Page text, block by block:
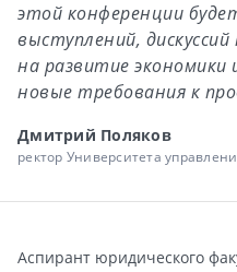
этой конференции
выступлений,
на развитие
новые требования к
Дмитрий Поляков
ректор Университета
Аспирант юридического